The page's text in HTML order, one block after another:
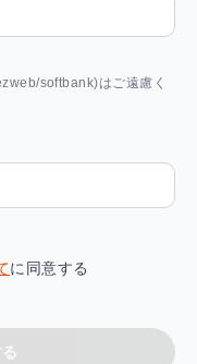
softbank)はご遠慮く
に同意する